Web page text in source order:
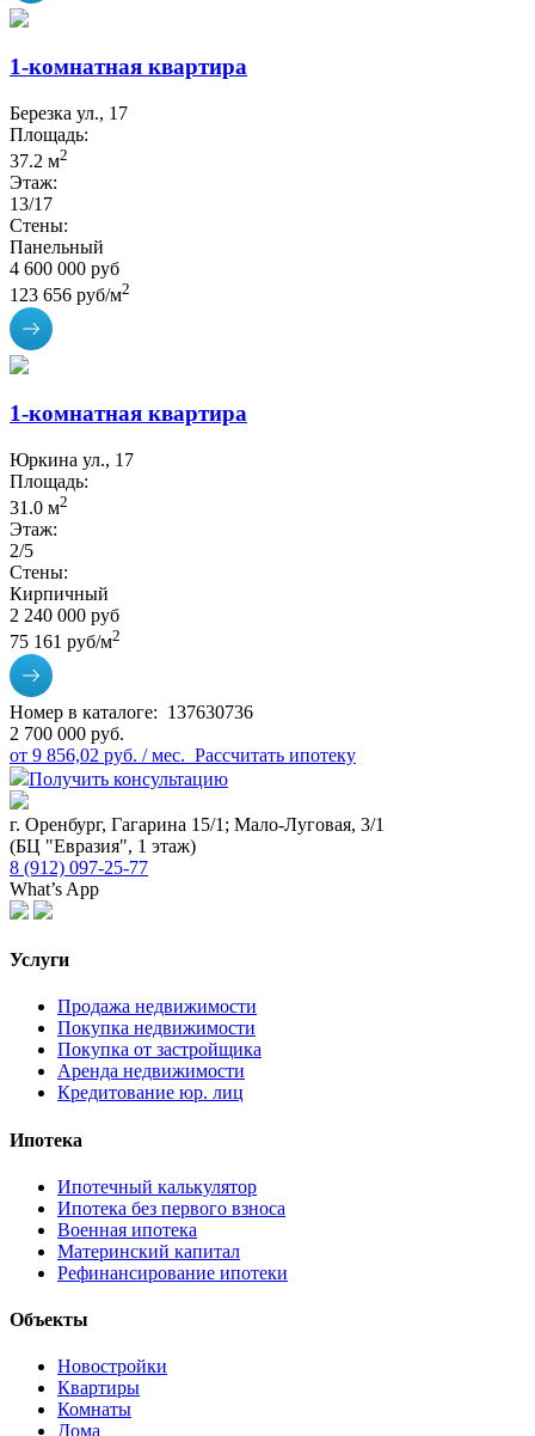
1-комнатная квартира
Березка ул., 17
Площадь:
37.2 м2
Этаж:
13/17
Стены:
Панельный
4 600 000 руб
123 656 руб/м2
1-комнатная квартира
Юркина ул., 17
Площадь:
31.0 м2
Этаж:
2/5
Стены:
Кирпичный
2 240 000 руб
75 161 руб/м2
Номер в каталоге: 137630736
2 700 000 руб.
от 9 856,02 руб. / мес. Рассчитать ипотеку
Получить консультацию
г. Оренбург, Гагарина 15/1; Мало-Луговая, 3/1
(БЦ "Евразия", 1 этаж)
8 (912) 097-25-77
What’s App
Услуги
Продажа недвижимости
Покупка недвижимости
Покупка от застройщика
Аренда недвижимости
Кредитование юр. лиц
Ипотека
Ипотечный калькулятор
Ипотека без первого взноса
Военная ипотека
Материнский капитал
Рефинансирование ипотеки
Объекты
Новостройки
Квартиры
Комнаты
Дома